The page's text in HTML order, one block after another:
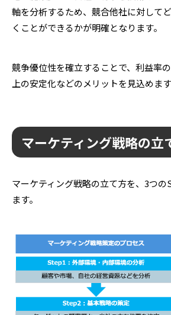
軸を分析するため、競合他社に対して
くことができるかが明確となります。
競争優位性を確立することで、利益率
上の安定化などのメリットを見込めます
マーケティング戦略の立
マーケティング戦略の立て方を、3つ
ます。